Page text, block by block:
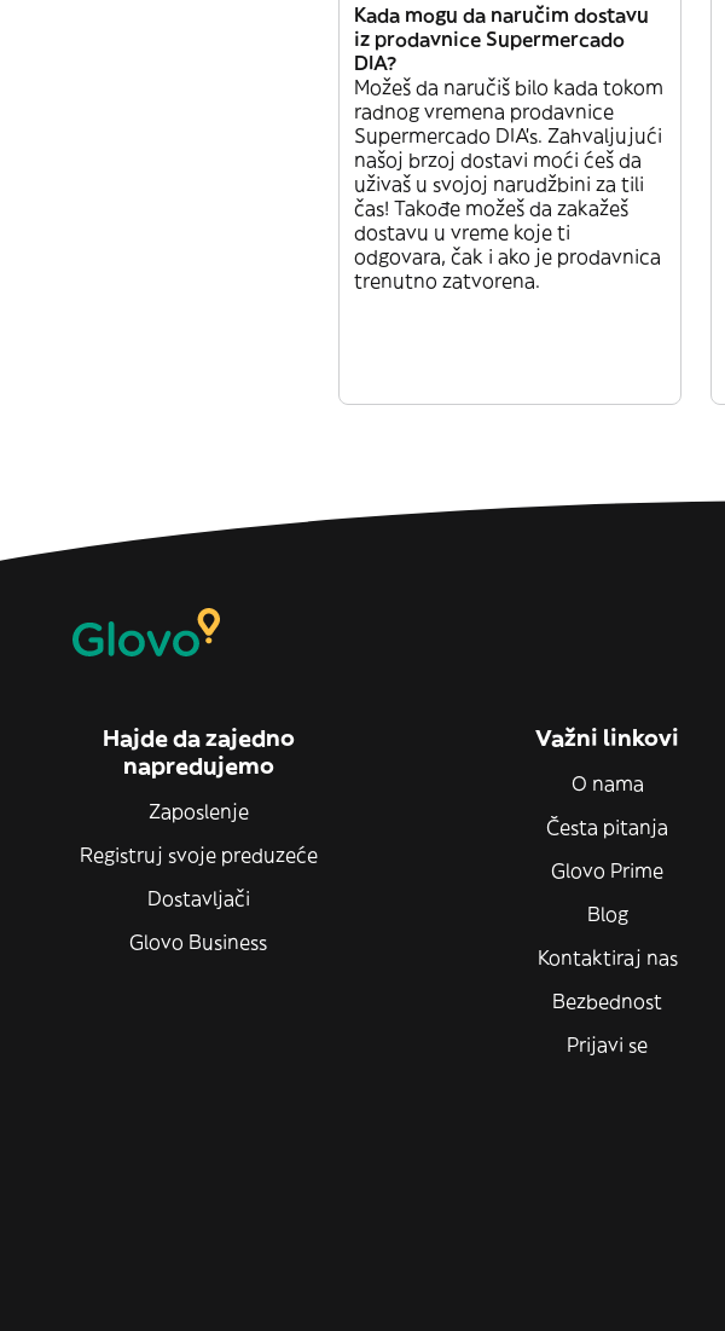
Kada mogu da naručim dostavu
iz prodavnice Supermercado
DIA?
Možeš da naručiš bilo kada tokom
radnog vremena prodavnice
Supermercado DIA’s. Zahvaljujući
našoj brzoj dostavi moći ćeš da
uživaš u svojoj narudžbini za tili
čas! Takođe možeš da zakažeš
dostavu u vreme koje ti
odgovara, čak i ako je prodavnica
trenutno zatvorena.
Hajde da zajedno
napredujemo
Zaposlenje
Registruj svoje preduzeće
Dostavljači
Glovo Business
Važni linkovi
O nama
Česta pitanja
Glovo Prime
Blog
Kontaktiraj nas
Bezbednost
Prijavi se